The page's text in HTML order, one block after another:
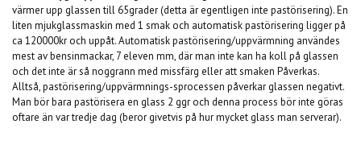
värmer upp glassen till 65grader (detta är egentligen inte pastörisering). En
liten mjukglassmaskin med 1 smak och automatisk pastörisering ligger på
ca 120000kr och uppåt. Automatisk pastörisering/uppvärmning användes
mest av bensinmackar, 7 eleven mm, där man inte kan ha koll på glassen
och det inte är så noggrann med missfärg eller att smaken Påverkas.
Alltså, pastörisering/uppvärmnings-sprocessen påverkar glassen negativt.
Man bör bara pastörisera en glass 2 ggr och denna process bör inte göras
oftare än var tredje dag (beror givetvis på hur mycket glass man serverar).